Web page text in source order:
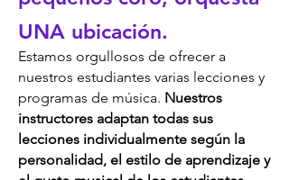
UNA ubicación.
Estamos orgullosos de ofrecer a
nuestros estudiantes varias lecciones y
programas de música. Nuestros
instructores adaptan todas sus
lecciones individualmente según la
personalidad, el estilo de aprendizaje y